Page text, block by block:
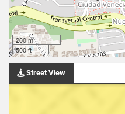
200 m
500 ft
Street View